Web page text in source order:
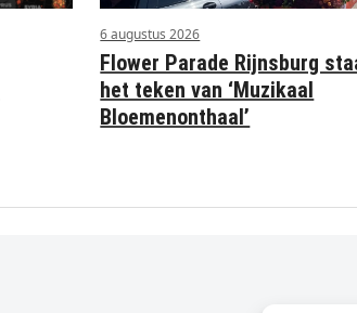
6 augustus 2026
Flower Parade Rijnsburg
het teken van ‘Muzikaal
Bloemenonthaal’